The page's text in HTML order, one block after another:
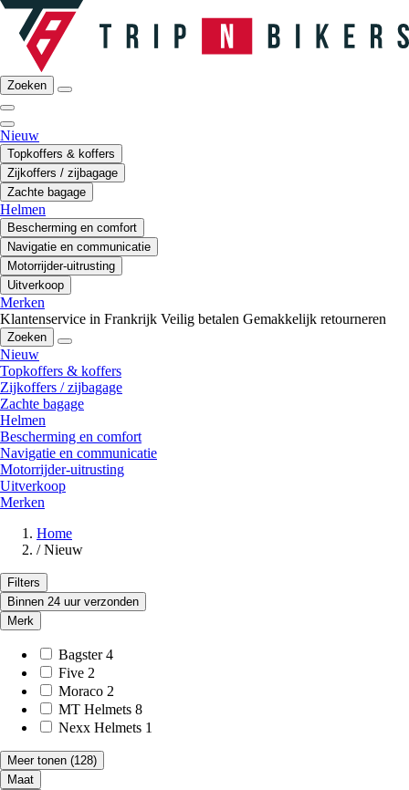
Zoeken
Nieuw
Topkoffers & koffers
Zijkoffers / zijbagage
Zachte bagage
Helmen
Bescherming en comfort
Navigatie en communicatie
Motorrijder-uitrusting
Uitverkoop
Merken
Klantenservice in Frankrijk Veilig betalen Gemakkelijk retourneren
Zoeken
Nieuw
Topkoffers & koffers
Zijkoffers / zijbagage
Zachte bagage
Helmen
Bescherming en comfort
Navigatie en communicatie
Motorrijder-uitrusting
Uitverkoop
Merken
Home
/ Nieuw
Filters
Binnen 24 uur verzonden
Merk
Bagster 4
Five 2
Moraco 2
MT Helmets 8
Nexx Helmets 1
Meer tonen (128)
Maat